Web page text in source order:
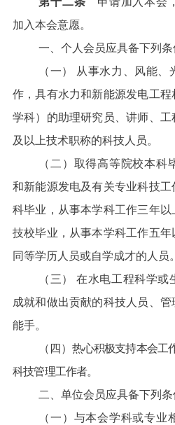
加入本会意愿。
一、个人会员应具备下列条
（一） 从事水力、风能
作，具有水力和新能源发电工
学科）的助理研究员、讲师、
及以上技术职称的科技人员。
（二）取得高等院校本科
和新能源发电及有关专业科技
科毕业，从事本学科工作三年
技校毕业，从事本学科工作五
同等学历人员或自学成才的人员。
（三） 在水电工程科学
成就和做出贡献的科技人员、
能手。
（四）热心积极支持本会工
科技管理工作者。
二、单位会员应具备下列条
（一）与本会学科或专